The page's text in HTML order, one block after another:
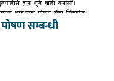
सम्बन्धी